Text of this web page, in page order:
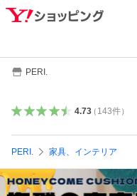
PERI.
4.73（ 143件）
PERI. 家具、インテリア